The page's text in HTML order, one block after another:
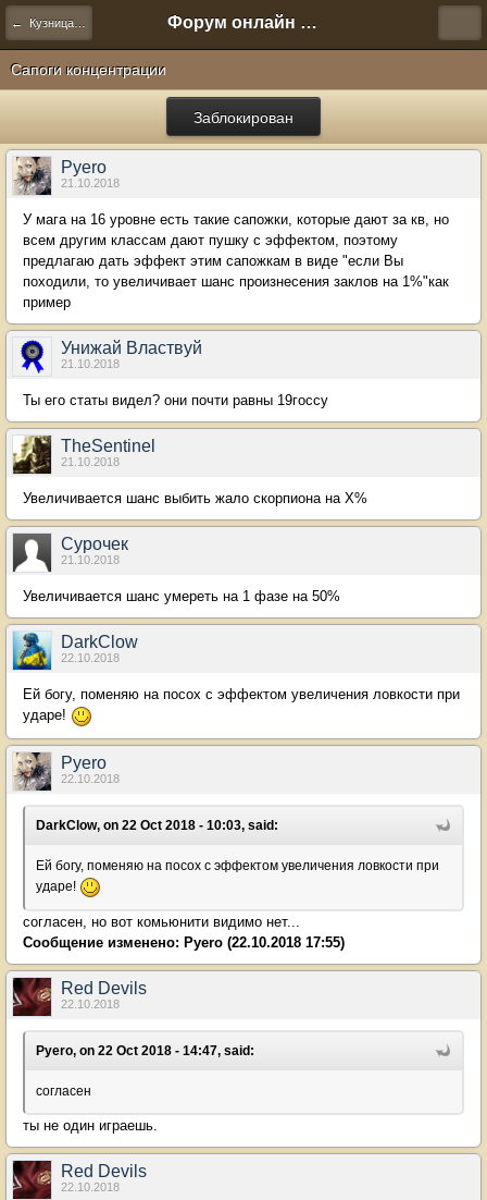
← Кузница предметов Форум онлайн игры "Новая Эра" (Нюра Биз)
Сапоги концентрации
Заблокирован
Pyero
21.10.2018
У мага на 16 уровне есть такие сапожки, которые дают за кв, но
всем другим классам дают пушку с эффектом, поэтому
предлагаю дать эффект этим сапожкам в виде "если Вы
походили, то увеличивает шанс произнесения заклов на 1%"как
пример
Унижай Властвуй
21.10.2018
Ты его статы видел? они почти равны 19госсу
TheSentinel
21.10.2018
Увеличивается шанс выбить жало скорпиона на Х%
Сурочек
21.10.2018
Увеличивается шанс умереть на 1 фазе на 50%
DarkClow
22.10.2018
Ей богу, поменяю на посох с эффектом увеличения ловкости при
ударе!
Pyero
22.10.2018
DarkClow, on 22 Oct 2018 - 10:03, said:
Ей богу, поменяю на посох с эффектом увеличения ловкости при
ударе!
согласен, но вот комьюнити видимо нет...
Сообщение изменено: Pyero (22.10.2018 17:55)
Red Devils
22.10.2018
Pyero, on 22 Oct 2018 - 14:47, said:
согласен
ты не один играешь.
Red Devils
22.10.2018